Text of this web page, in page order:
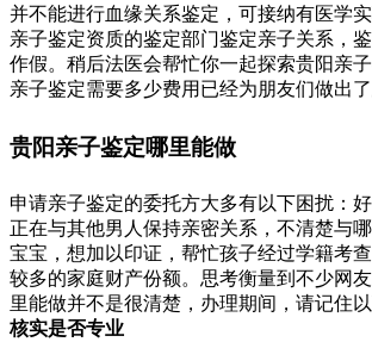
并不能进行血缘关系鉴定，可接纳有医学
亲子鉴定资质的鉴定部门鉴定亲子关系，
作假。稍后法医会帮忙你一起探索贵阳亲
亲子鉴定需要多少费用已经为朋友们做出了
贵阳亲子鉴定哪里能做
申请亲子鉴定的委托方大多有以下困扰：
正在与其他男人保持亲密关系，不清楚与
宝宝，想加以印证，帮忙孩子经过学籍考
较多的家庭财产份额。思考衡量到不少网
里能做并不是很清楚，办理期间，请记住以
核实是否专业